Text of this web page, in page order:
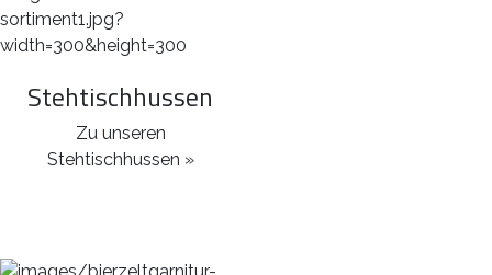
Stehtischhussen
Zu unseren
Stehtischhussen »